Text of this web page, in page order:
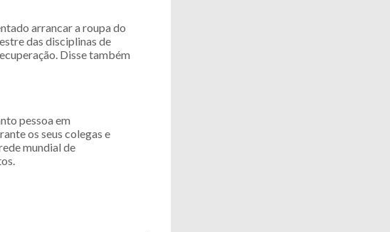
arrancar a roupa do
das disciplinas de
Disse também
pessoa em
os seus colegas e
mundial de